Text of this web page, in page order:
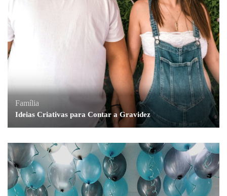
Família
Ideias Criativas para Contar a Gravidez